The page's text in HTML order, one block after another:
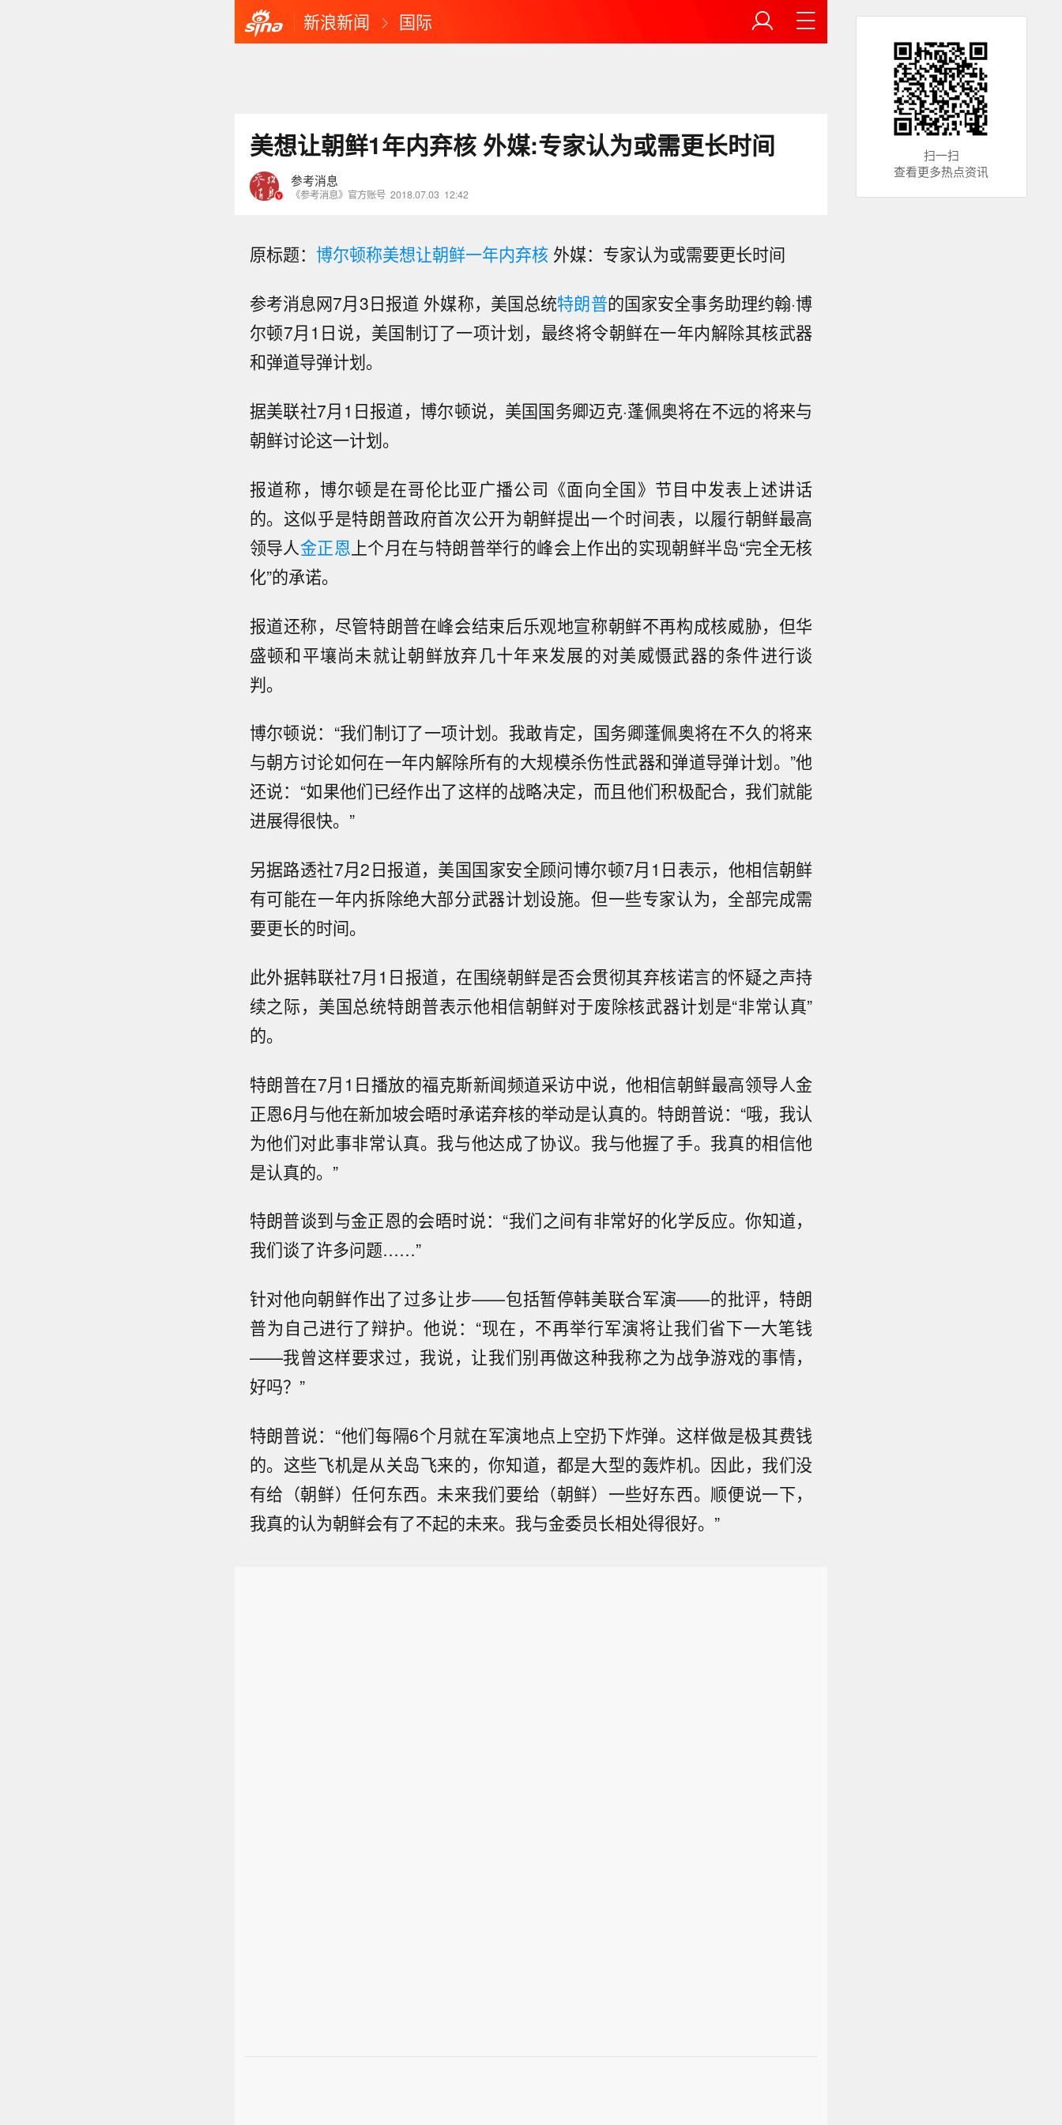
新浪新闻 国际
美想让朝鲜1年内弃核 外媒:专家认为或需更长时间
参考消息
《参考消息》官方账号 2018.07.03 12:42
原标题： 博尔顿称美想让朝鲜一年内弃核 外媒：专家认为或需要更长时间
参考消息网7月3日报道 外媒称，美国总统特朗普的国家安全事务助理约翰·博
尔顿7月1日说，美国制订了一项计划，最终将令朝鲜在一年内解除其核武器
和弹道导弹计划。
据美联社7月1日报道，博尔顿说，美国国务卿迈克·蓬佩奥将在不远的将来与
朝鲜讨论这一计划。
报道称，博尔顿是在哥伦比亚广播公司《面向全国》节目中发表上述讲话
的。这似乎是特朗普政府首次公开为朝鲜提出一个时间表，以履行朝鲜最高
领导人金正恩 上个月在与特朗普举行的峰会上作出的实现朝鲜半岛“完全无核
化”的承诺。
报道还称，尽管特朗普在峰会结束后乐观地宣称朝鲜不再构成核威胁，但华
盛顿和平壤尚未就让朝鲜放弃几十年来发展的对美威慑武器的条件进行谈
判。
博尔顿说：“我们制订了一项计划。我敢肯定，国务卿蓬佩奥将在不久的将来
与朝方讨论如何在一年内解除所有的大规模杀伤性武器和弹道导弹计划。”他
还说：“如果他们已经作出了这样的战略决定，而且他们积极配合，我们就能
进展得很快。”
另据路透社7月2日报道，美国国家安全顾问博尔顿7月1日表示，他相信朝鲜
有可能在一年内拆除绝大部分武器计划设施。但一些专家认为，全部完成需
要更长的时间。
此外据韩联社7月1日报道，在围绕朝鲜是否会贯彻其弃核诺言的怀疑之声持
续之际，美国总统特朗普表示他相信朝鲜对于废除核武器计划是“非常认真”
的。
特朗普在7月1日播放的福克斯新闻频道采访中说，他相信朝鲜最高领导人金
正恩6月与他在新加坡会晤时承诺弃核的举动是认真的。特朗普说：“哦，我认
为他们对此事非常认真。我与他达成了协议。我与他握了手。我真的相信他
是认真的。”
特朗普谈到与金正恩的会晤时说：“我们之间有非常好的化学反应。你知道，
我们谈了许多问题……”
针对他向朝鲜作出了过多让步——包括暂停韩美联合军演——的批评，特朗
普为自己进行了辩护。他说：“现在，不再举行军演将让我们省下一大笔钱
——我曾这样要求过，我说，让我们别再做这种我称之为战争游戏的事情，
好吗？”
特朗普说：“他们每隔6个月就在军演地点上空扔下炸弹。这样做是极其费钱
的。这些飞机是从关岛飞来的，你知道，都是大型的轰炸机。因此，我们没
有给（朝鲜）任何东西。未来我们要给（朝鲜）一些好东西。顺便说一下，
我真的认为朝鲜会有了不起的未来。我与金委员长相处得很好。”
扫一扫
查看更多热点资讯